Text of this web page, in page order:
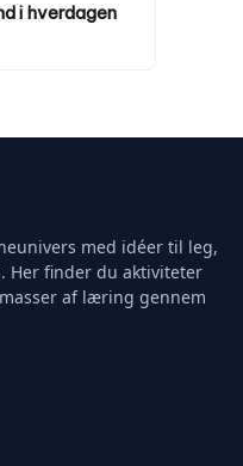
i hverdagen
med idéer til leg,
Her finder du aktiviteter
af læring gennem